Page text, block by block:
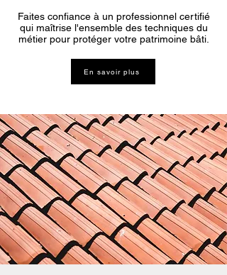
Faites confiance à un professionnel certifié
qui maîtrise l'ensemble des techniques du
métier pour protéger votre patrimoine bâti.
En savoir plus